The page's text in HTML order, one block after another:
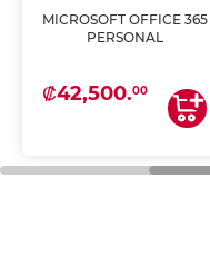
MICROSOFT OFFICE 365
PERSONAL
₡42,500.00